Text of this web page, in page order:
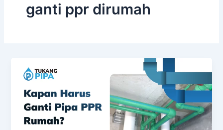
ganti ppr dirumah